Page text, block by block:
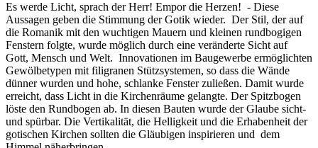
Es werde Licht, sprach der Herr! Empor die Herzen! - Diese
Aussagen geben die Stimmung der Gotik wieder. Der Stil, der auf
die Romanik mit den wuchtigen Mauern und kleinen rundbogigen
Fenstern folgte, wurde möglich durch eine veränderte Sicht auf
Gott, Mensch und Welt. Innovationen im Baugewerbe ermöglichten
Gewölbetypen mit filigranen Stützsystemen, so dass die Wände
dünner wurden und hohe, schlanke Fenster zuließen. Damit wurde
erreicht, dass Licht in die Kirchenräume gelangte. Der Spitzbogen
löste den Rundbogen ab. In diesen Bauten wurde der Glaube sicht-
und spürbar. Die Vertikalität, die Helligkeit und die Erhabenheit der
gotischen Kirchen sollten die Gläubigen inspirieren und dem